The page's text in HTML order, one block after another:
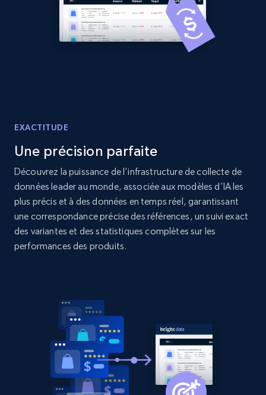
375+ Commencer
more.
2.1K+ 375+
Amazon products global dataset - Collect
products from Brands URLs
Title, Seller name, Brand, Description, Initial
375+
URL, Product id, Listing inventory id, Title, Rating,
EXACTITUDE
Une précision parfaite
Découvrez la puissance de l’infrastructure de collecte de
données leader au monde, associée aux modèles d’IA les
plus précis et à des données en temps réel, garantissant
une correspondance précise des références, un suivi exact
des variantes et des statistiques complètes sur les
performances des produits.